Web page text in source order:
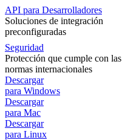
API para Desarrolladores
Soluciones de integración
preconfiguradas
Seguridad
Protección que cumple con las
normas internacionales
Descargar
para Windows
Descargar
para Mac
Descargar
para Linux